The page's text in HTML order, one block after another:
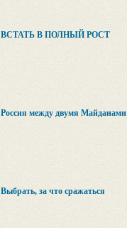
ВСТАТЬ В ПОЛНЫЙ РОСТ
Россия между двумя Майданами
Выбрать, за что сражаться